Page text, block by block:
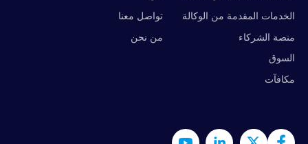
الخدمات المقدمة من الوكالة
منصة الشركاء
السوق
مكافآت
تواصل معنا
من نحن